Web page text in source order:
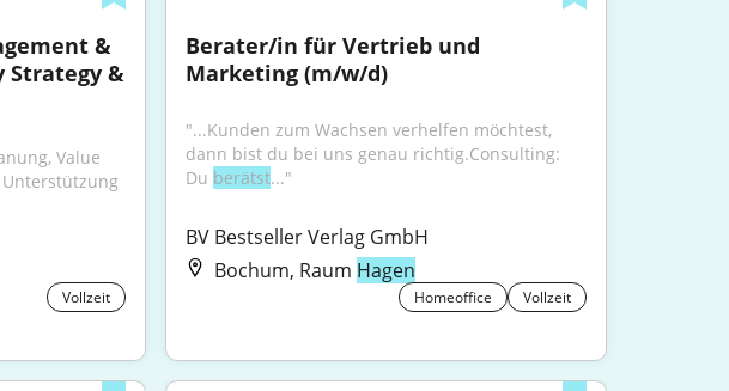
&
Strategy &
Value
Vollzeit
Berater/in für Vertrieb und
Marketing (m/w/d)
"...Kunden zum Wachsen verhelfen möchtest,
dann bist du bei uns genau richtig.Consulting:
Du berätst..."
BV Bestseller Verlag GmbH
Bochum, Raum Hagen
Homeoffice Vollzeit